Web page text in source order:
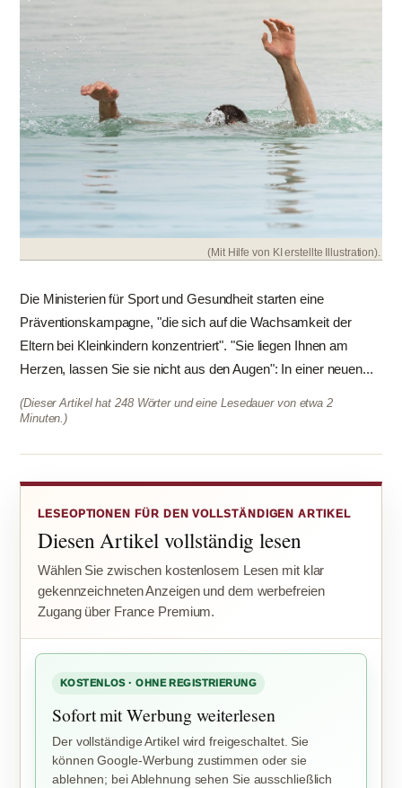
(Mit Hilfe von KI erstellte Illustration).
Die Ministerien für Sport und Gesundheit starten eine
Präventionskampagne, "die sich auf die Wachsamkeit der
Eltern bei Kleinkindern konzentriert". "Sie liegen Ihnen am
Herzen, lassen Sie sie nicht aus den Augen": In einer neuen...
(Dieser Artikel hat 248 Wörter und eine Lesedauer von etwa 2
Minuten.)
LESEOPTIONEN FÜR DEN VOLLSTÄNDIGEN ARTIKEL
Diesen Artikel vollständig lesen
Wählen Sie zwischen kostenlosem Lesen mit klar
gekennzeichneten Anzeigen und dem werbefreien
Zugang über France Premium.
KOSTENLOS · OHNE REGISTRIERUNG
Sofort mit Werbung weiterlesen
Der vollständige Artikel wird freigeschaltet. Sie
können Google-Werbung zustimmen oder sie
ablehnen; bei Ablehnung sehen Sie ausschließlich